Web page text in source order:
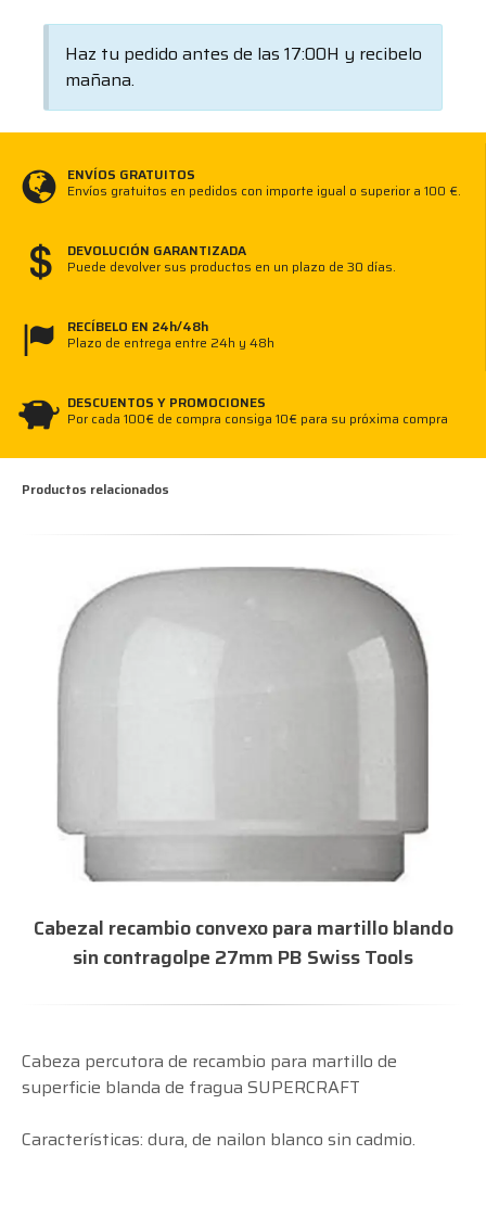
Haz tu pedido antes de las 17:00H y recibelo
mañana.
ENVÍOS GRATUITOS
Envíos gratuitos en pedidos con importe igual o superior a 100 €.
DEVOLUCIÓN GARANTIZADA
Puede devolver sus productos en un plazo de 30 días.
RECÍBELO EN 24h/48h
Plazo de entrega entre 24h y 48h
DESCUENTOS Y PROMOCIONES
Por cada 100€ de compra consiga 10€ para su próxima compra
Productos relacionados
Cabezal recambio convexo para martillo blando
sin contragolpe 27mm PB Swiss Tools
Cabeza percutora de recambio para martillo de
superficie blanda de fragua SUPERCRAFT
Características: dura, de nailon blanco sin cadmio.